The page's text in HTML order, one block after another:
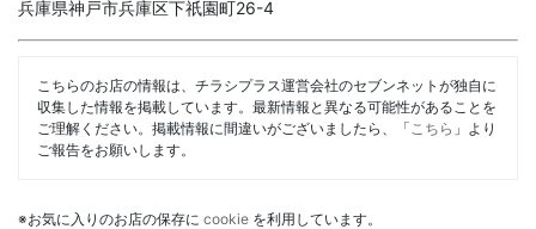
兵庫県神戸市兵庫区下祇園町26-4
こちらのお店の情報は、チラシプラス運営会社のセブンネットが独自に
収集した情報を掲載しています。最新情報と異なる可能性があることを
ご理解ください。掲載情報に間違いがございましたら、「 こちら 」より
ご報告をお願いします。
※お気に入りのお店の保存に cookie を利用しています。